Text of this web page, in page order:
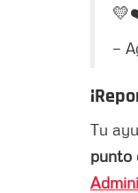
—
Tu
punto